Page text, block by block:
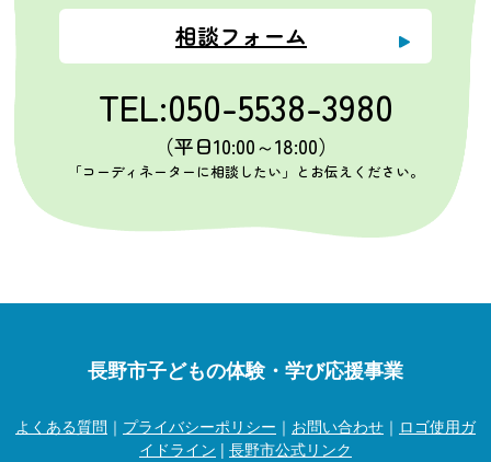
相談フォーム
TEL:050-5538-3980
（平日10:00～18:00）
「コーディネーターに相談したい」とお伝えください。
長野市子どもの体験・学び応援事業
よくある質問 ｜ プライバシーポリシー ｜ お問い合わせ ｜ ロゴ使用ガ
イドライン | 長野市公式リンク